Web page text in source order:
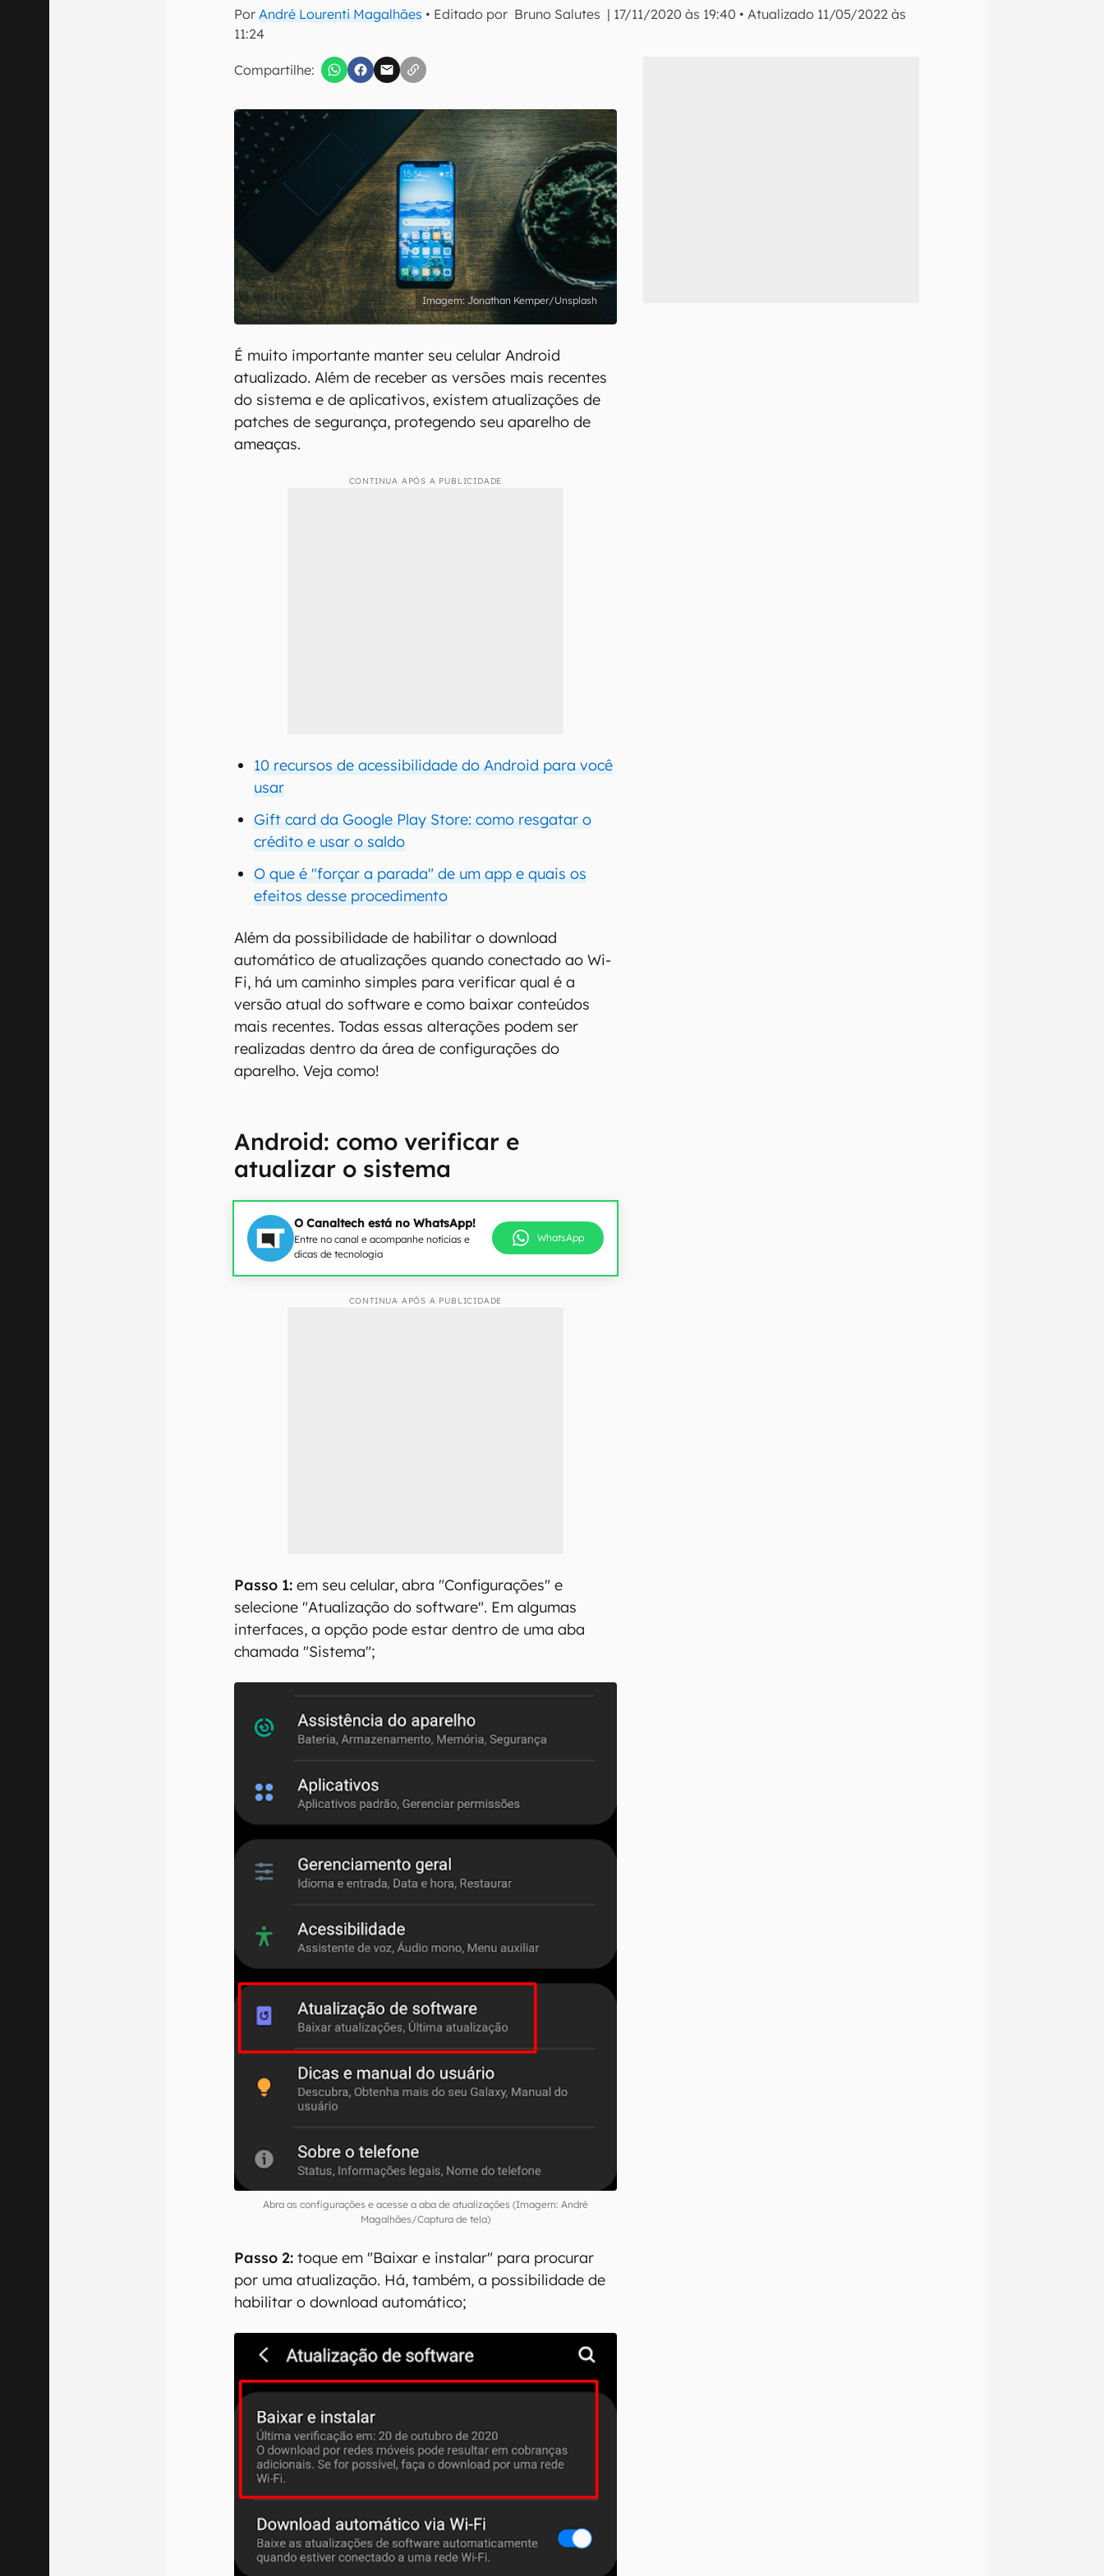
PorAndré Lourenti Magalhães • Editado por Bruno Salutes | 17/11/2020 às 19:40 •Atualizado 11/05/2022 às
11:24
Compartilhe:
Confirmo que li, aceito e concordo com os Termos de Uso e Política de Privacidade do Canaltech.
Jonathan Kemper/Unsplash
É muito importante manter seu celular Android
atualizado. Além de receber as versões mais recentes
do sistema e de aplicativos, existem atualizações de
patches de segurança, protegendo seu aparelho de
ameaças.
CONTINUA APÓS A PUBLICIDADE
10 recursos de acessibilidade do Android para você
usar
Gift card da Google Play Store: como resgatar o
crédito e usar o saldo
O que é "forçar a parada" de um app e quais os
efeitos desse procedimento
Além da possibilidade de habilitar o download
automático de atualizações quando conectado ao Wi-
Fi, há um caminho simples para verificar qual é a
versão atual do software e como baixar conteúdos
mais recentes. Todas essas alterações podem ser
realizadas dentro da área de configurações do
aparelho. Veja como!
Android: como verificar e
atualizar o sistema
O Canaltech está no WhatsApp!
Entre no canal e acompanhe notícias e
dicas de tecnologia
WhatsApp
CONTINUA APÓS A PUBLICIDADE
Passo 1:em seu celular, abra "Configurações" e
selecione "Atualização do software". Em algumas
interfaces, a opção pode estar dentro de uma aba
chamada "Sistema";
Abra as configurações e acesse a aba de atualizações (Imagem: André
Magalhães/Captura de tela)
Passo 2:toque em "Baixar e instalar" para procurar
por uma atualização. Há, também, a possibilidade de
habilitar o download automático;